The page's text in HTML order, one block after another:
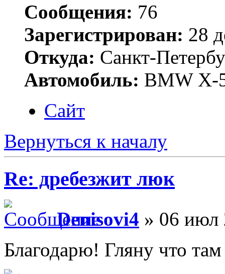
Сообщения: 76
Зарегистрирован: 28
Откуда: Санкт-
Автомобиль: BMW X-
Сайт
Вернуться к началу
Re: дребезжит люк
Denisovi4 » 06 июл
Благодарю! Гляну что